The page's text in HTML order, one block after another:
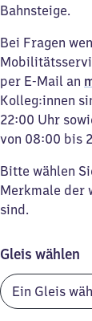
Bahnsteige.
Bei Fragen
per E-Mail an
Kolleg:innen
22:00 Uhr
von 08:00 bis
Bitte wählen
Merkmale der
sind.
Gleis wählen